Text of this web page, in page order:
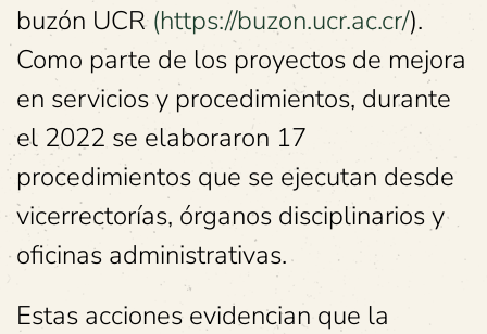
buzón UCR(https://buzon.ucr.ac.cr/).
Como parte de los proyectos de mejora
en servicios y procedimientos, durante
el 2022 se elaboraron 17
procedimientos que se ejecutan desde
vicerrectorías, órganos disciplinarios y
oficinas administrativas.
Estas acciones evidencian que la